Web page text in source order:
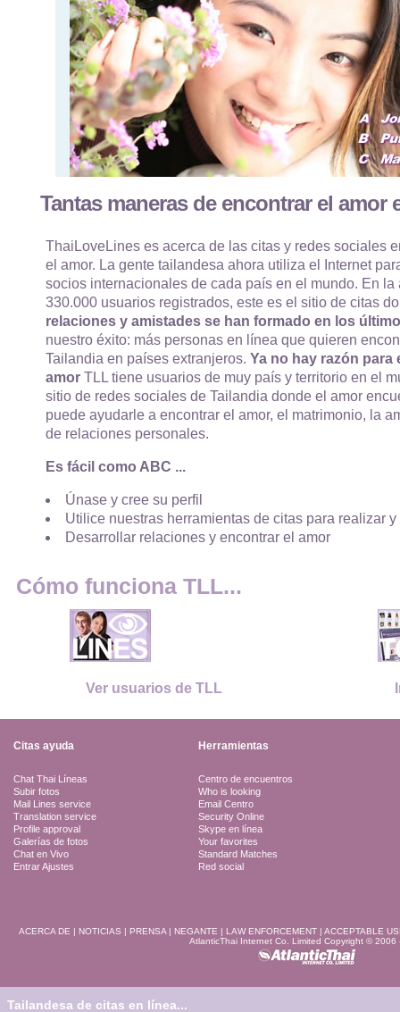
Tantas maneras de encontrar el amor
ThaiLoveLines es acerca de las citas y redes sociales
el amor. La gente tailandesa ahora utiliza el Internet
socios internacionales de cada país en el mundo. En la
330.000 usuarios registrados, este es el sitio de citas
relaciones y amistades se han formado en los
nuestro éxito: más personas en línea que quieren
Tailandia en países extranjeros. Ya no hay razón
amor TLL tiene usuarios de muy país y territorio en el
sitio de redes sociales de Tailandia donde el amor
puede ayudarle a encontrar el amor, el matrimonio, la
de relaciones personales.
Es fácil como ABC ...
Únase y cree su perfil
Utilice nuestras herramientas de citas para realizar
Desarrollar relaciones y encontrar el amor
Cómo funciona TLL...
Ver usuarios de TLL
Citas ayuda Herramientas
Chat Thai Líneas
Subir fotos
Mail Lines service
Translation service
Profile approval
Galerías de fotos
Chat en Vivo
Entrar Ajustes
Centro de encuentros
Who is looking
Email Centro
Security Online
Skype en línea
Your favorites
Standard Matches
Red social
ACERCA DE | NOTICIAS | PRENSA| NEGANTE | LAW ENFORCEMENT| ACCEPTABLE
AtlanticThai Internet Co. Limited Copyright © 2006
Tailandesa de citas en línea...